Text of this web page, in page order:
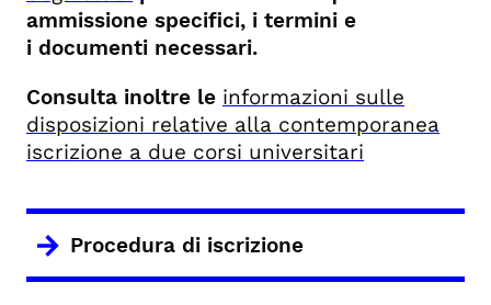
ammissione specifici, i termini e
i documenti necessari.
Consulta inoltre le informazioni sulle
disposizioni relative alla contemporanea
iscrizione a due corsi universitari
Procedura di iscrizione